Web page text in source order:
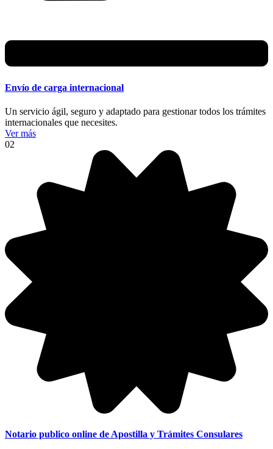
Envío de carga internacional
Un servicio ágil, seguro y adaptado para gestionar todos los trámites
internacionales que necesites.
Ver más
02
Notario publico online de Apostilla y Trámites Consulares